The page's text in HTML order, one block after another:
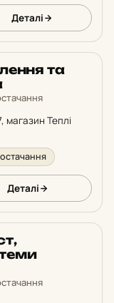
Деталі
та
магазин Теплі
Деталі